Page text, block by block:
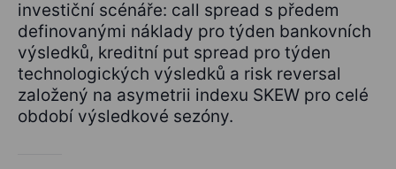
investiční scénáře: call spread s předem
definovanými náklady pro týden bankovních
výsledků, kreditní put spread pro týden
technologických výsledků a risk reversal
založený na asymetrii indexu SKEW pro celé
období výsledkové sezóny.